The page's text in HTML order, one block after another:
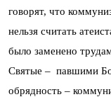
говорят, что
нельзя считать
было заменено
Святые – павшими
обрядность –